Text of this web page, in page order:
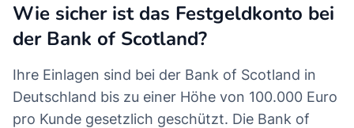
Wie sicher ist das Festgeldkonto bei
der Bank of Scotland?
Ihre Einlagen sind bei der Bank of Scotland in
Deutschland bis zu einer Höhe von 100.000 Euro
pro Kunde gesetzlich geschützt. Die Bank of